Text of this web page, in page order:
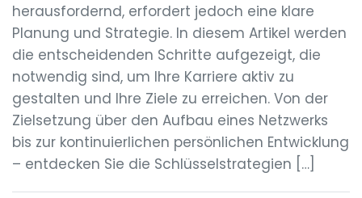
herausfordernd, erfordert jedoch eine klare
Planung und Strategie. In diesem Artikel werden
die entscheidenden Schritte aufgezeigt, die
notwendig sind, um Ihre Karriere aktiv zu
gestalten und Ihre Ziele zu erreichen. Von der
Zielsetzung über den Aufbau eines Netzwerks
bis zur kontinuierlichen persönlichen Entwicklung
– entdecken Sie die Schlüsselstrategien […]